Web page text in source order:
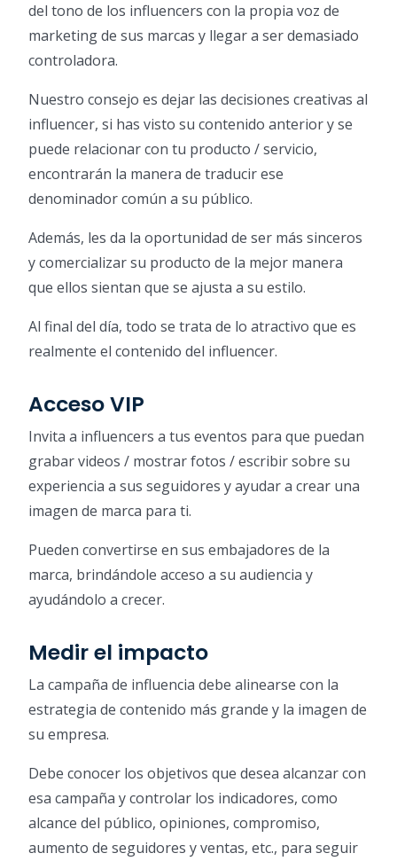
del tono de los influencers con la propia voz de
marketing de sus marcas y llegar a ser demasiado
controladora.
Nuestro consejo es dejar las decisiones creativas al
influencer, si has visto su contenido anterior y se
puede relacionar con tu producto / servicio,
encontrarán la manera de traducir ese
denominador común a su público.
Además, les da la oportunidad de ser más sinceros
y comercializar su producto de la mejor manera
que ellos sientan que se ajusta a su estilo.
Al final del día, todo se trata de lo atractivo que es
realmente el contenido del influencer.
Acceso VIP
Invita a influencers a tus eventos para que puedan
grabar videos / mostrar fotos / escribir sobre su
experiencia a sus seguidores y ayudar a crear una
imagen de marca para ti.
Pueden convertirse en sus embajadores de la
marca, brindándole acceso a su audiencia y
ayudándolo a crecer.
Medir el impacto
La campaña de influencia debe alinearse con la
estrategia de contenido más grande y la imagen de
su empresa.
Debe conocer los objetivos que desea alcanzar con
esa campaña y controlar los indicadores, como
alcance del público, opiniones, compromiso,
aumento de seguidores y ventas, etc., para seguir